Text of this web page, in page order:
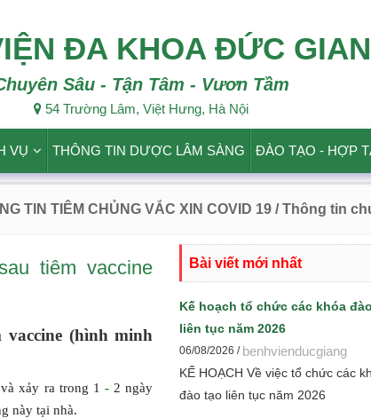
ĐA KHOA ĐỨC
Sâu - Tận Tâm - Vươn Tầm
54 Trường Lâm, Việt Hưng, Hà Nội
VỤ THÔNG TIN DƯỢC LÂM SÀNG ĐÀO TẠO - HỢP
TIN TIÊM CHỦNG VẮC XIN COVID 19 / Thông tin
tiêm vaccine
vaccine (hình minh
và xảy ra trong 1- 2 ngày
này tại nhà.
Bài viết mới nhất
Kế hoạch tổ chức các khóa
liên tục năm 2026
06/08/2026 / benhvienducgiang
KẾ HOẠCH Về việc tổ chức các
đào tạo liên tục năm 2026